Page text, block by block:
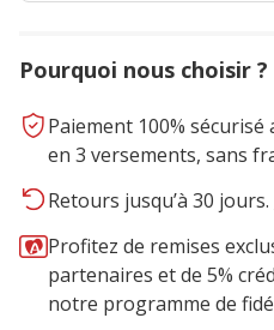
Pourquoi nous choisir ?
Paiement 100%
en 3 versements, sans
Retours jusqu’à 30 jours.
Profitez de remises
partenaires et de 5%
notre programme de